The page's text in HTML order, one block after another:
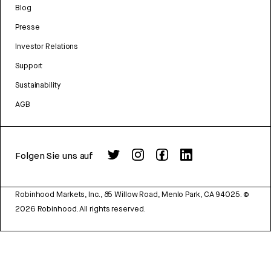
Blog
Presse
Investor Relations
Support
Sustainability
AGB
Folgen Sie uns auf
Robinhood Markets, Inc., 85 Willow Road, Menlo Park, CA 94025. ©
2026 Robinhood. All rights reserved.